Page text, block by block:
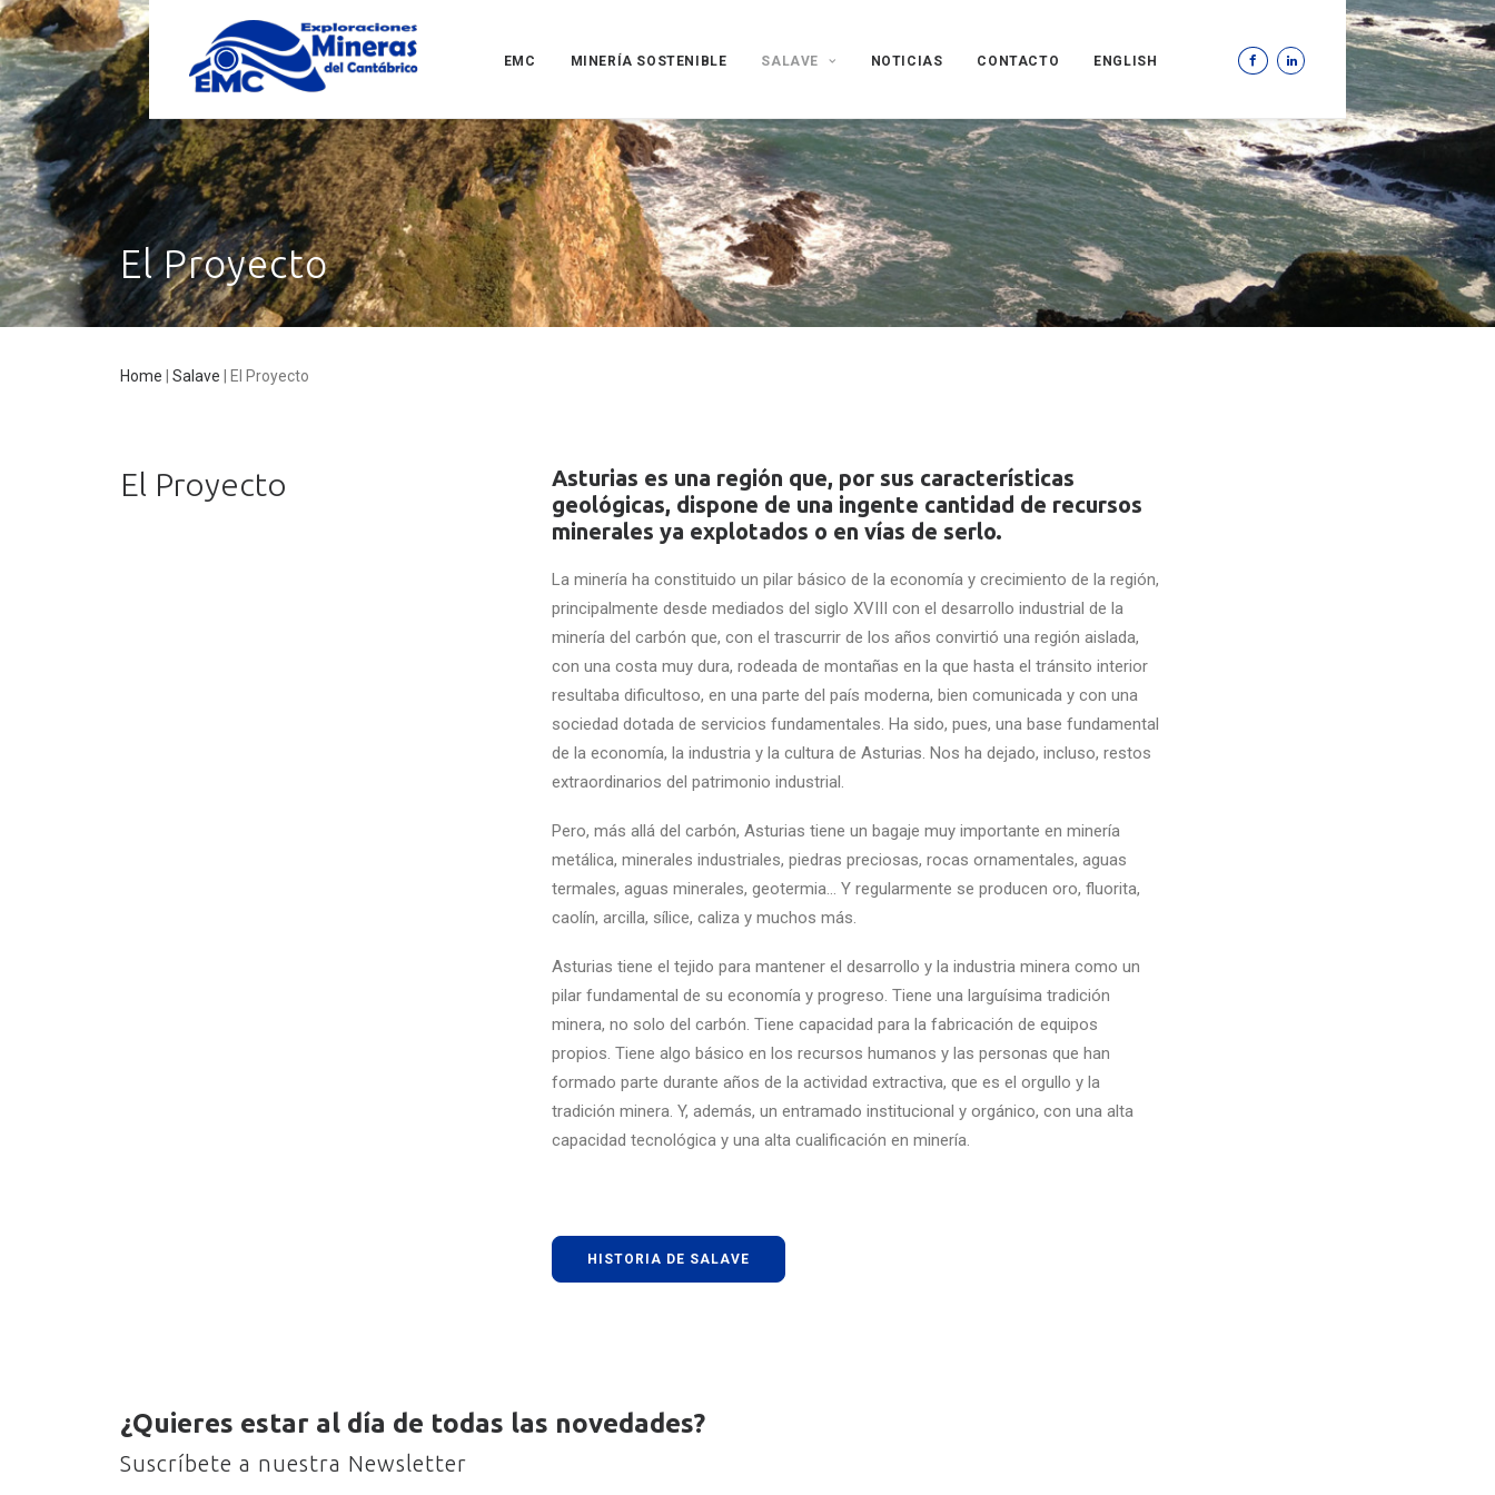
EMC MINERÍA SOSTENIBLE SALAVE NOTICIAS CONTACTO ENGLISH
El Proyecto
Home Salave El Proyecto
El Proyecto
Asturias es una región que, por sus características
geológicas, dispone de una ingente cantidad de recursos
minerales ya explotados o en vías de serlo.
La minería ha constituido un pilar básico de la economía y crecimiento de la región,
principalmente desde mediados del siglo XVIII con el desarrollo industrial de la
minería del carbón que, con el trascurrir de los años convirtió una región aislada,
con una costa muy dura, rodeada de montañas en la que hasta el tránsito interior
resultaba dificultoso, en una parte del país moderna, bien comunicada y con una
sociedad dotada de servicios fundamentales. Ha sido, pues, una base fundamental
de la economía, la industria y la cultura de Asturias. Nos ha dejado, incluso, restos
extraordinarios del patrimonio industrial.
Pero, más allá del carbón, Asturias tiene un bagaje muy importante en minería
metálica, minerales industriales, piedras preciosas, rocas ornamentales, aguas
termales, aguas minerales, geotermia… Y regularmente se producen oro, fluorita,
caolín, arcilla, sílice, caliza y muchos más.
Asturias tiene el tejido para mantener el desarrollo y la industria minera como un
pilar fundamental de su economía y progreso. Tiene una larguísima tradición
minera, no solo del carbón. Tiene capacidad para la fabricación de equipos
propios. Tiene algo básico en los recursos humanos y las personas que han
formado parte durante años de la actividad extractiva, que es el orgullo y la
tradición minera. Y, además, un entramado institucional y orgánico, con una alta
capacidad tecnológica y una alta cualificación en minería.
HISTORIA DE SALAVE
¿Quieres estar al día de todas las novedades?
Suscríbete a nuestra Newsletter